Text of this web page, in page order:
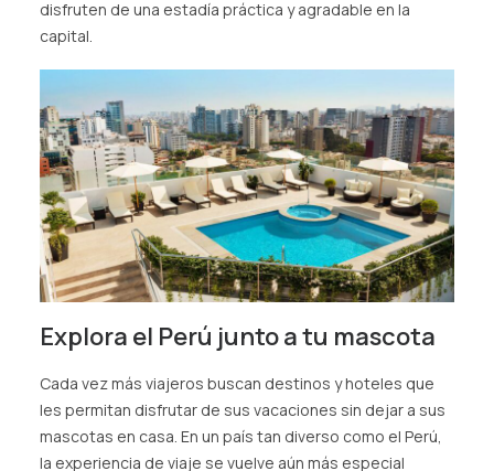
disfruten de una estadía práctica y agradable en la
capital.
Explora el Perú junto a tu mascota
Cada vez más viajeros buscan destinos y hoteles que
les permitan disfrutar de sus vacaciones sin dejar a sus
mascotas en casa. En un país tan diverso como el Perú,
la experiencia de viaje se vuelve aún más especial